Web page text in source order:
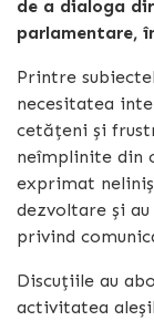
de a dialoga
parlamentare,
Printre
necesitatea
cetățeni și
neîmplinite din
exprimat
dezvoltare și
privind
Discuțiile au
activitatea